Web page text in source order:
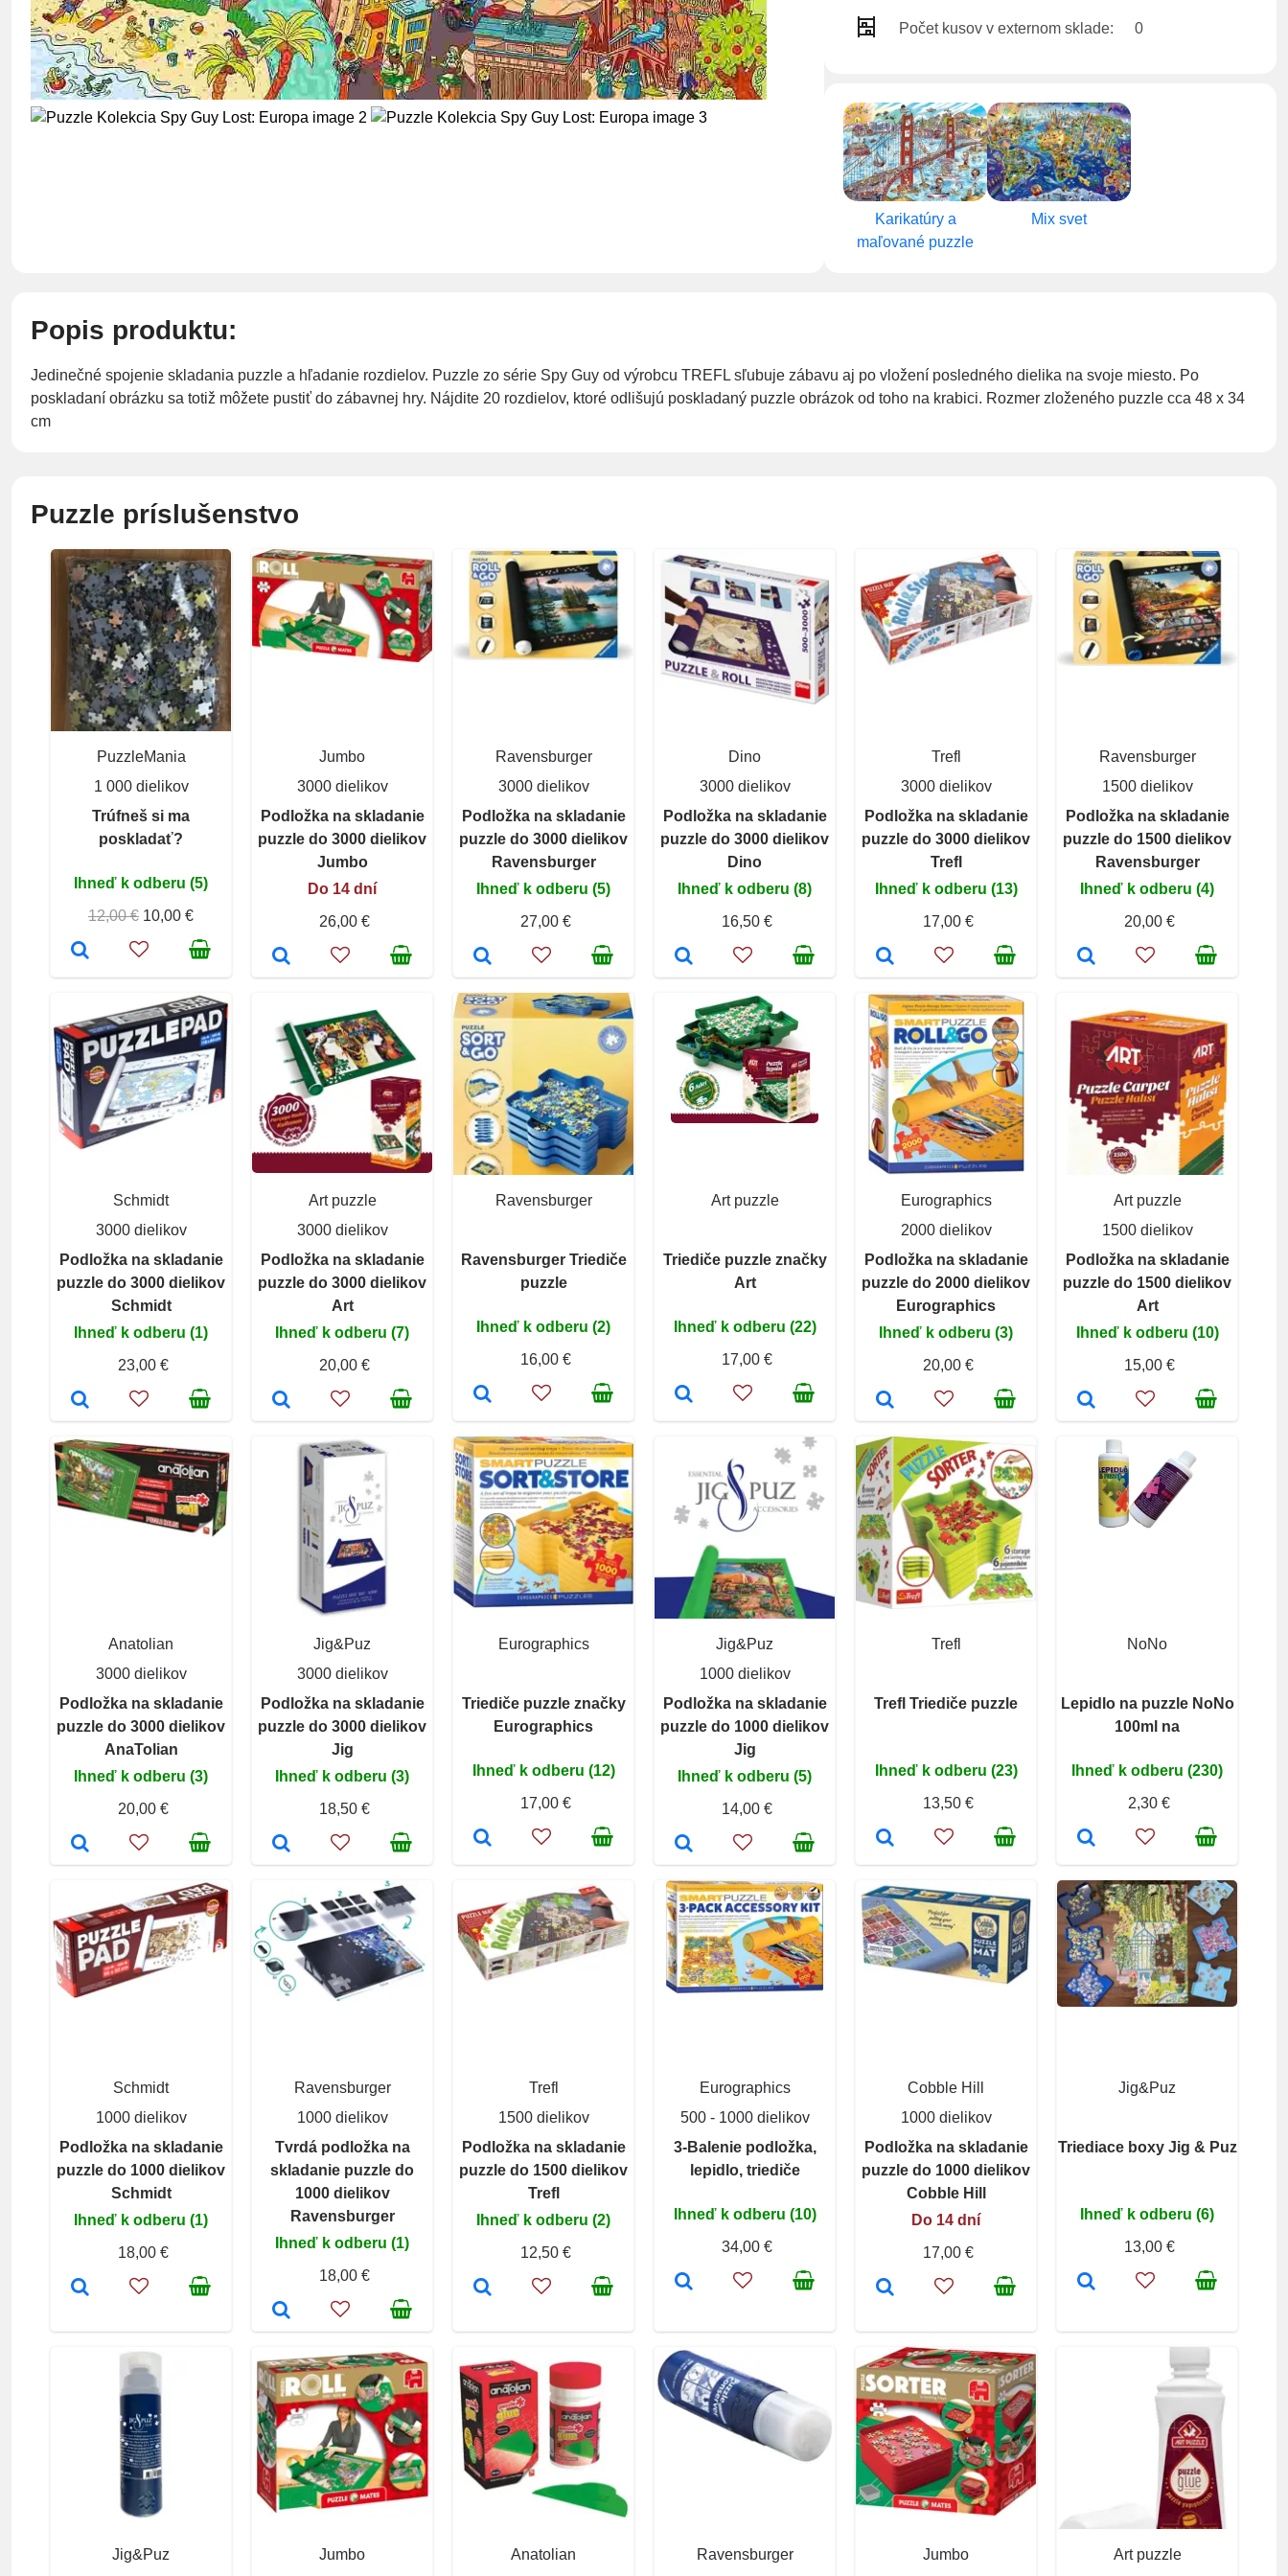
Počet kusov v externom sklade: 0
Karikatúry a
maľované puzzle
Mix svet
Popis produktu:
Jedinečné spojenie skladania puzzle a hľadanie rozdielov. Puzzle zo série Spy Guy od výrobcu TREFL sľubuje zábavu aj po vložení posledného dielika na svoje miesto. Po
poskladaní obrázku sa totiž môžete pustiť do zábavnej hry. Nájdite 20 rozdielov, ktoré odlišujú poskladaný puzzle obrázok od toho na krabici. Rozmer zloženého puzzle cca 48 x 34
cm
Puzzle príslušenstvo
PuzzleMania
1 000 dielikov
Trúfneš si ma
poskladať?
Ihneď k odberu (5)
12,00 € 10,00 €
Jumbo
3000 dielikov
Podložka na skladanie
puzzle do 3000 dielikov
Jumbo
Do 14 dní
26,00 €
Ravensburger
3000 dielikov
Podložka na skladanie
puzzle do 3000 dielikov
Ravensburger
Ihneď k odberu (5)
27,00 €
Dino
3000 dielikov
Podložka na skladanie
puzzle do 3000 dielikov
Dino
Ihneď k odberu (8)
16,50 €
Trefl
3000 dielikov
Podložka na skladanie
puzzle do 3000 dielikov
Trefl
Ihneď k odberu (13)
17,00 €
Ravensburger
1500 dielikov
Podložka na skladanie
puzzle do 1500 dielikov
Ravensburger
Ihneď k odberu (4)
20,00 €
Schmidt
3000 dielikov
Podložka na skladanie
puzzle do 3000 dielikov
Schmidt
Ihneď k odberu (1)
23,00 €
Art puzzle
3000 dielikov
Podložka na skladanie
puzzle do 3000 dielikov
Art
Ihneď k odberu (7)
20,00 €
Ravensburger
Ravensburger Triediče
puzzle
Ihneď k odberu (2)
16,00 €
Art puzzle
Triediče puzzle značky
Art
Ihneď k odberu (22)
17,00 €
Eurographics
2000 dielikov
Podložka na skladanie
puzzle do 2000 dielikov
Eurographics
Ihneď k odberu (3)
20,00 €
Art puzzle
1500 dielikov
Podložka na skladanie
puzzle do 1500 dielikov
Art
Ihneď k odberu (10)
15,00 €
Anatolian
3000 dielikov
Podložka na skladanie
puzzle do 3000 dielikov
AnaTolian
Ihneď k odberu (3)
20,00 €
Jig&Puz
3000 dielikov
Podložka na skladanie
puzzle do 3000 dielikov
Jig
Ihneď k odberu (3)
18,50 €
Eurographics
Triediče puzzle značky
Eurographics
Ihneď k odberu (12)
17,00 €
Jig&Puz
1000 dielikov
Podložka na skladanie
puzzle do 1000 dielikov
Jig
Ihneď k odberu (5)
14,00 €
Trefl
Trefl Triediče puzzle
Ihneď k odberu (23)
13,50 €
NoNo
Lepidlo na puzzle NoNo
100ml na
Ihneď k odberu (230)
2,30 €
Schmidt
1000 dielikov
Podložka na skladanie
puzzle do 1000 dielikov
Schmidt
Ihneď k odberu (1)
18,00 €
Ravensburger
1000 dielikov
Tvrdá podložka na
skladanie puzzle do
1000 dielikov
Ravensburger
Ihneď k odberu (1)
18,00 €
Trefl
1500 dielikov
Podložka na skladanie
puzzle do 1500 dielikov
Trefl
Ihneď k odberu (2)
12,50 €
Eurographics
500 - 1000 dielikov
3-Balenie podložka,
lepidlo, triediče
Ihneď k odberu (10)
34,00 €
Cobble Hill
1000 dielikov
Podložka na skladanie
puzzle do 1000 dielikov
Cobble Hill
Do 14 dní
17,00 €
Jig&Puz
Triediace boxy Jig & Puz
Ihneď k odberu (6)
13,00 €
Jig&Puz Jumbo Anatolian Ravensburger Jumbo Art puzzle